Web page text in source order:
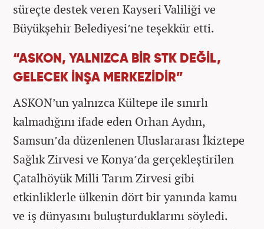
süreçte destek veren Kayseri Valiliği ve
Büyükşehir Belediyesi’ne teşekkür etti.
“ASKON, YALNIZCA BİR STK DEĞİL,
GELECEK İNŞA MERKEZİDİR”
ASKON’un yalnızca Kültepe ile sınırlı
kalmadığını ifade eden Orhan Aydın,
Samsun’da düzenlenen Uluslararası İkiztepe
Sağlık Zirvesi ve Konya’da gerçekleştirilen
Çatalhöyük Milli Tarım Zirvesi gibi
etkinliklerle ülkenin dört bir yanında kamu
ve iş dünyasını buluşturduklarını söyledi.